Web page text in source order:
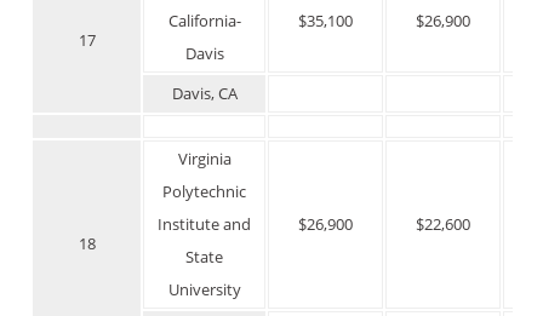
17
California-
Davis
$35,100 $26,900
Davis, CA
18
Virginia
Polytechnic
Institute and
State
University
$26,900 $22,600